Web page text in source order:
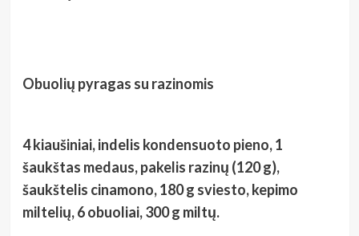
Obuolių pyragas su razinomis
4 kiaušiniai, indelis kondensuoto pieno, 1
šaukštas medaus, pakelis razinų (120 g),
šaukštelis cinamono, 180 g sviesto, kepimo
miltelių, 6 obuoliai, 300 g miltų.